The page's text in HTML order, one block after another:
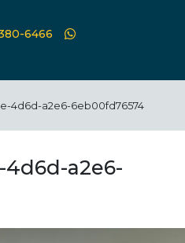
6466
4d6d-a2e6-6eb00fd76574
a2e6-